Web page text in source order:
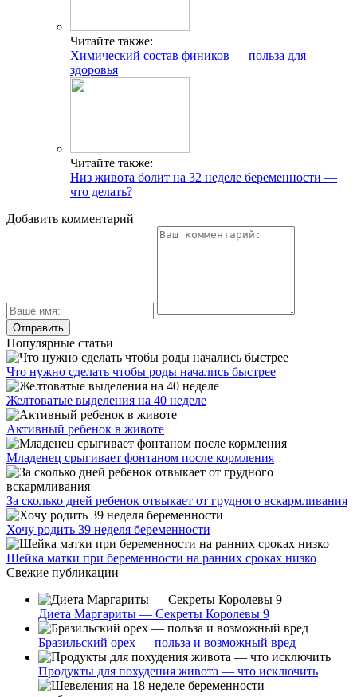
Читайте также:
Химический состав фиников — польза для
здоровья
Читайте также:
Низ живота болит на 32 неделе беременности —
что делать?
Добавить комментарий
Популярные статьи
Что нужно сделать чтобы роды начались быстрее
Желтоватые выделения на 40 неделе
Активный ребенок в животе
Младенец срыгивает фонтаном после кормления
За сколько дней ребенок отвыкает от грудного вскармливания
Хочу родить 39 неделя беременности
Шейка матки при беременности на ранних сроках низко
Свежие публикации
Диета Маргариты — Секреты Королевы 9
Бразильский орех — польза и возможный вред
Продукты для похудения живота — что исключить